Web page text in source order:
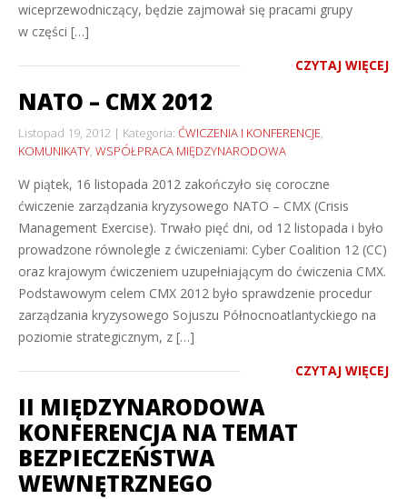
wiceprzewodniczący, będzie zajmował się pracami grupy
w części […]
CZYTAJ WIĘCEJ
NATO – CMX 2012
Listopad 19, 2012 Kategoria: ĆWICZENIA I KONFERENCJE,
KOMUNIKATY, WSPÓŁPRACA MIĘDZYNARODOWA
W piątek, 16 listopada 2012 zakończyło się coroczne
ćwiczenie zarządzania kryzysowego NATO – CMX (Crisis
Management Exercise). Trwało pięć dni, od 12 listopada i było
prowadzone równolegle z ćwiczeniami: Cyber Coalition 12 (CC)
oraz krajowym ćwiczeniem uzupełniającym do ćwiczenia CMX.
Podstawowym celem CMX 2012 było sprawdzenie procedur
zarządzania kryzysowego Sojuszu Północnoatlantyckiego na
poziomie strategicznym, z […]
CZYTAJ WIĘCEJ
II MIĘDZYNARODOWA
KONFERENCJA NA TEMAT
BEZPIECZEŃSTWA
WEWNĘTRZNEGO